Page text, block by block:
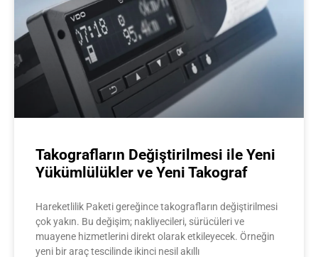
Takografların Değiştirilmesi ile Yeni
Yükümlülükler ve Yeni Takograf
Hareketlilik Paketi gereğince takografların değiştirilmesi
çok yakın. Bu değişim; nakliyecileri, sürücüleri ve
muayene hizmetlerini direkt olarak etkileyecek. Örneğin
yeni bir araç tescilinde ikinci nesil akıllı